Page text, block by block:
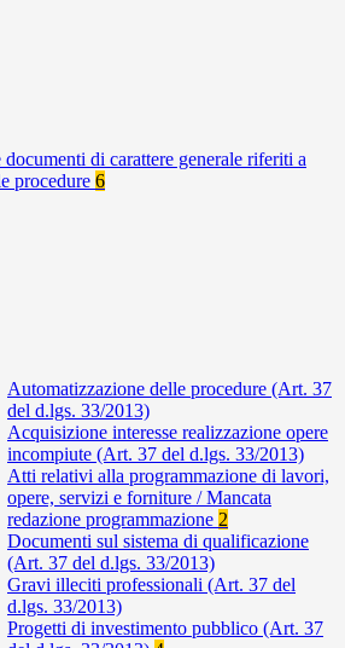
di carattere generale riferiti a
procedure 6
Automatizzazione delle procedure (Art. 37
del d.lgs. 33/2013)
Acquisizione interesse realizzazione opere
incompiute (Art. 37 del d.lgs. 33/2013)
Atti relativi alla programmazione di lavori,
opere, servizi e forniture / Mancata
redazione programmazione 2
Documenti sul sistema di qualificazione
(Art. 37 del d.lgs. 33/2013)
Gravi illeciti professionali (Art. 37 del
d.lgs. 33/2013)
Progetti di investimento pubblico (Art. 37